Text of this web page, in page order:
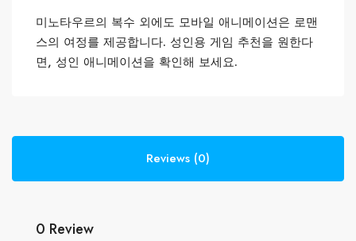
미노타우르의 복수 외에도 모바일 애니메이션은 로맨
스의 여정를 제공합니다. 성인용 게임 추천을 원한다
면, 성인 애니메이션을 확인해 보세요.
Reviews (0)
0 Review